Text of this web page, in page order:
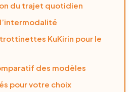
du trajet quotidien
KuKirin pour le
des modèles
pour votre choix